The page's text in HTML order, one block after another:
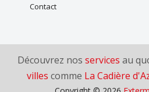
Contact
Découvrez nos services au
villes comme La Cadière